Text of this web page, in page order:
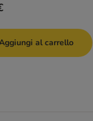
al carrello